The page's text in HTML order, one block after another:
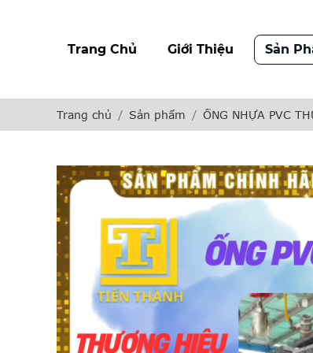
Trang Chủ Giới Thiệu Sản
Trang chủ Sản phẩm ỐNG NHỰA PVC